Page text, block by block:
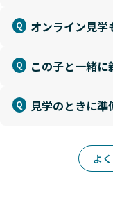
オンライン見学
この子と一緒に
見学のときに準
よ